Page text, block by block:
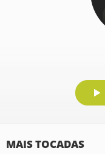
MAIS TOCADAS